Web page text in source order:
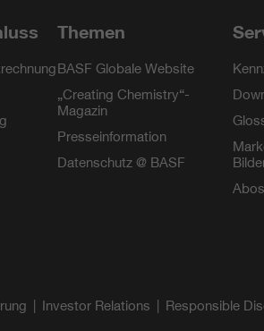
Themen
BASF Globale Website
„Creating Chemistry“-
Magazin
Presseinformation
Datenschutz @ BASF
Investor Relations Responsible